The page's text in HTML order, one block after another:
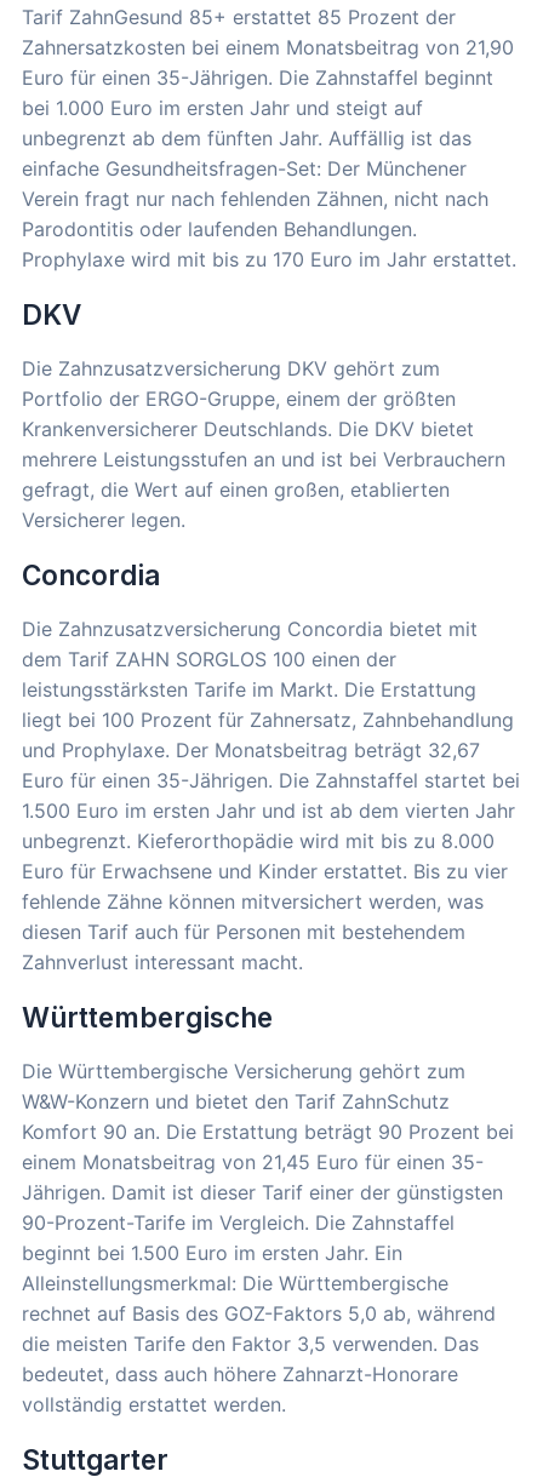
Tarif ZahnGesund 85+ erstattet 85 Prozent der
Zahnersatzkosten bei einem Monatsbeitrag von 21,90
Euro für einen 35-Jährigen. Die Zahnstaffel beginnt
bei 1.000 Euro im ersten Jahr und steigt auf
unbegrenzt ab dem fünften Jahr. Auffällig ist das
einfache Gesundheitsfragen-Set: Der Münchener
Verein fragt nur nach fehlenden Zähnen, nicht nach
Parodontitis oder laufenden Behandlungen.
Prophylaxe wird mit bis zu 170 Euro im Jahr erstattet.
DKV
Die Zahnzusatzversicherung DKV gehört zum
Portfolio der ERGO-Gruppe, einem der größten
Krankenversicherer Deutschlands. Die DKV bietet
mehrere Leistungsstufen an und ist bei Verbrauchern
gefragt, die Wert auf einen großen, etablierten
Versicherer legen.
Concordia
Die Zahnzusatzversicherung Concordia bietet mit
dem Tarif ZAHN SORGLOS 100 einen der
leistungsstärksten Tarife im Markt. Die Erstattung
liegt bei 100 Prozent für Zahnersatz, Zahnbehandlung
und Prophylaxe. Der Monatsbeitrag beträgt 32,67
Euro für einen 35-Jährigen. Die Zahnstaffel startet bei
1.500 Euro im ersten Jahr und ist ab dem vierten Jahr
unbegrenzt. Kieferorthopädie wird mit bis zu 8.000
Euro für Erwachsene und Kinder erstattet. Bis zu vier
fehlende Zähne können mitversichert werden, was
diesen Tarif auch für Personen mit bestehendem
Zahnverlust interessant macht.
Württembergische
Die Württembergische Versicherung gehört zum
W&W-Konzern und bietet den Tarif ZahnSchutz
Komfort 90 an. Die Erstattung beträgt 90 Prozent bei
einem Monatsbeitrag von 21,45 Euro für einen 35-
Jährigen. Damit ist dieser Tarif einer der günstigsten
90-Prozent-Tarife im Vergleich. Die Zahnstaffel
beginnt bei 1.500 Euro im ersten Jahr. Ein
Alleinstellungsmerkmal: Die Württembergische
rechnet auf Basis des GOZ-Faktors 5,0 ab, während
die meisten Tarife den Faktor 3,5 verwenden. Das
bedeutet, dass auch höhere Zahnarzt-Honorare
vollständig erstattet werden.
Stuttgarter